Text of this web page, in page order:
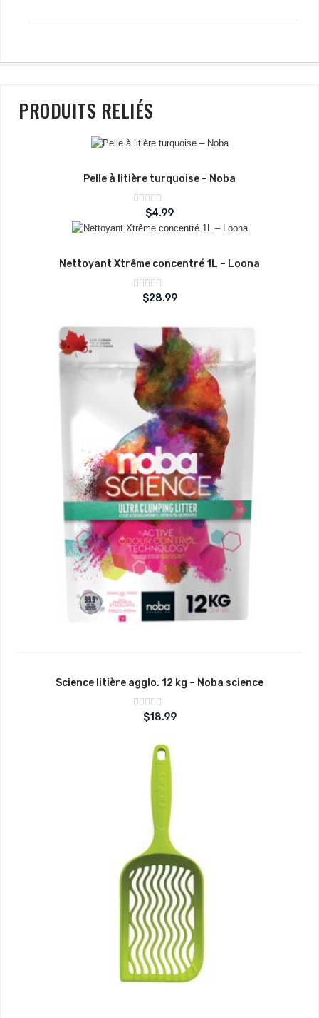
PRODUITS RELIÉS
Pelle à litière turquoise – Noba
Note
sur
5
$4.99
Nettoyant Xtrême concentré 1L – Loona
Note
sur
$28.99
Science litière agglo. 12 kg – Noba science
Note
sur
$18.99